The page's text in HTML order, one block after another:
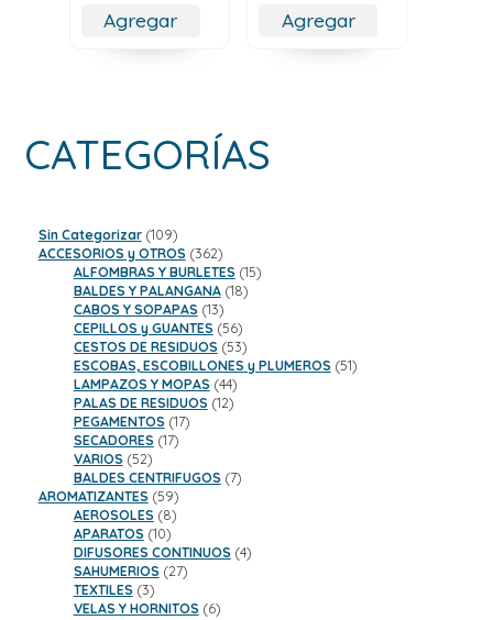
Agregar Agregar
CATEGORÍAS
Sin Categorizar 109109
productos
ACCESORIOS y OTROS 362362
productos
ALFOMBRAS Y BURLETES 1515
BALDES Y PALANGANA 1818
CABOS Y SOPAPAS 1313
productos
CEPILLOS y GUANTES 5656
productos
CESTOS DE RESIDUOS 5353
productos
ESCOBAS, ESCOBILLONES y PLUMEROS 5151
LAMPAZOS Y MOPAS 4444
productos
PALAS DE RESIDUOS 1212
PEGAMENTOS 1717
SECADORES 1717
VARIOS 5252
productos
BALDES CENTRIFUGOS 77
AROMATIZANTES 5959
productos
AEROSOLES 88
productos
APARATOS 1010
productos
DIFUSORES CONTINUOS 44
SAHUMERIOS 2727
TEXTILES 33
productos
VELAS Y HORNITOS 66